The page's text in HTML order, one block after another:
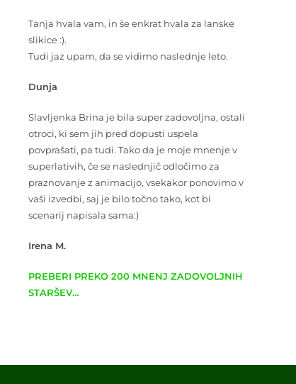
Tanja hvala vam, in še enkrat hvala za lanske
slikice :).
Tudi jaz upam, da se vidimo naslednje leto.
Dunja
Slavljenka Brina je bila super zadovoljna, ostali
otroci, ki sem jih pred dopusti uspela
povprašati, pa tudi. Tako da je moje mnenje v
superlativih, če se naslednjič odločimo za
praznovanje z animacijo, vsekakor ponovimo v
vaši izvedbi, saj je bilo točno tako, kot bi
scenarij napisala sama:)
Irena M.
PREBERI PREKO 200 MNENJ ZADOVOLJNIH
STARŠEV…